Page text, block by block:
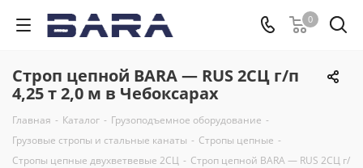
0
Строп цепной BARA — RUS 2СЦ г/п
4,25 т 2,0 м в Чебоксарах
Главная - Каталог - Грузоподъемное оборудование -
Грузовые стропы и стальные канаты - Стропы цепные -
Стропы цепные двухветвевые 2СЦ - Строп цепной BARA — RUS 2СЦ г/